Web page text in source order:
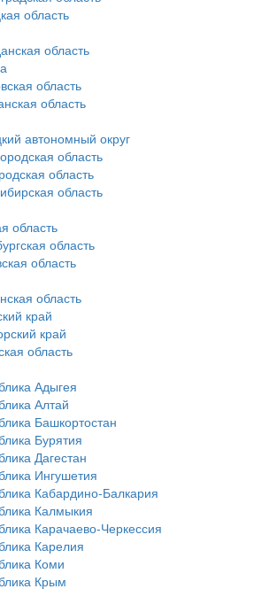
область
область
область
область
автономный округ
область
область
область
область
область
область
область
край
край
область
Адыгея
Алтай
Башкортостан
Бурятия
Дагестан
Ингушетия
Кабардино-Балкария
Калмыкия
Карачаево-Черкессия
Карелия
Коми
Крым